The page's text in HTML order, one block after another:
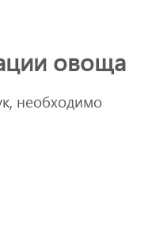
овоща
необходимо